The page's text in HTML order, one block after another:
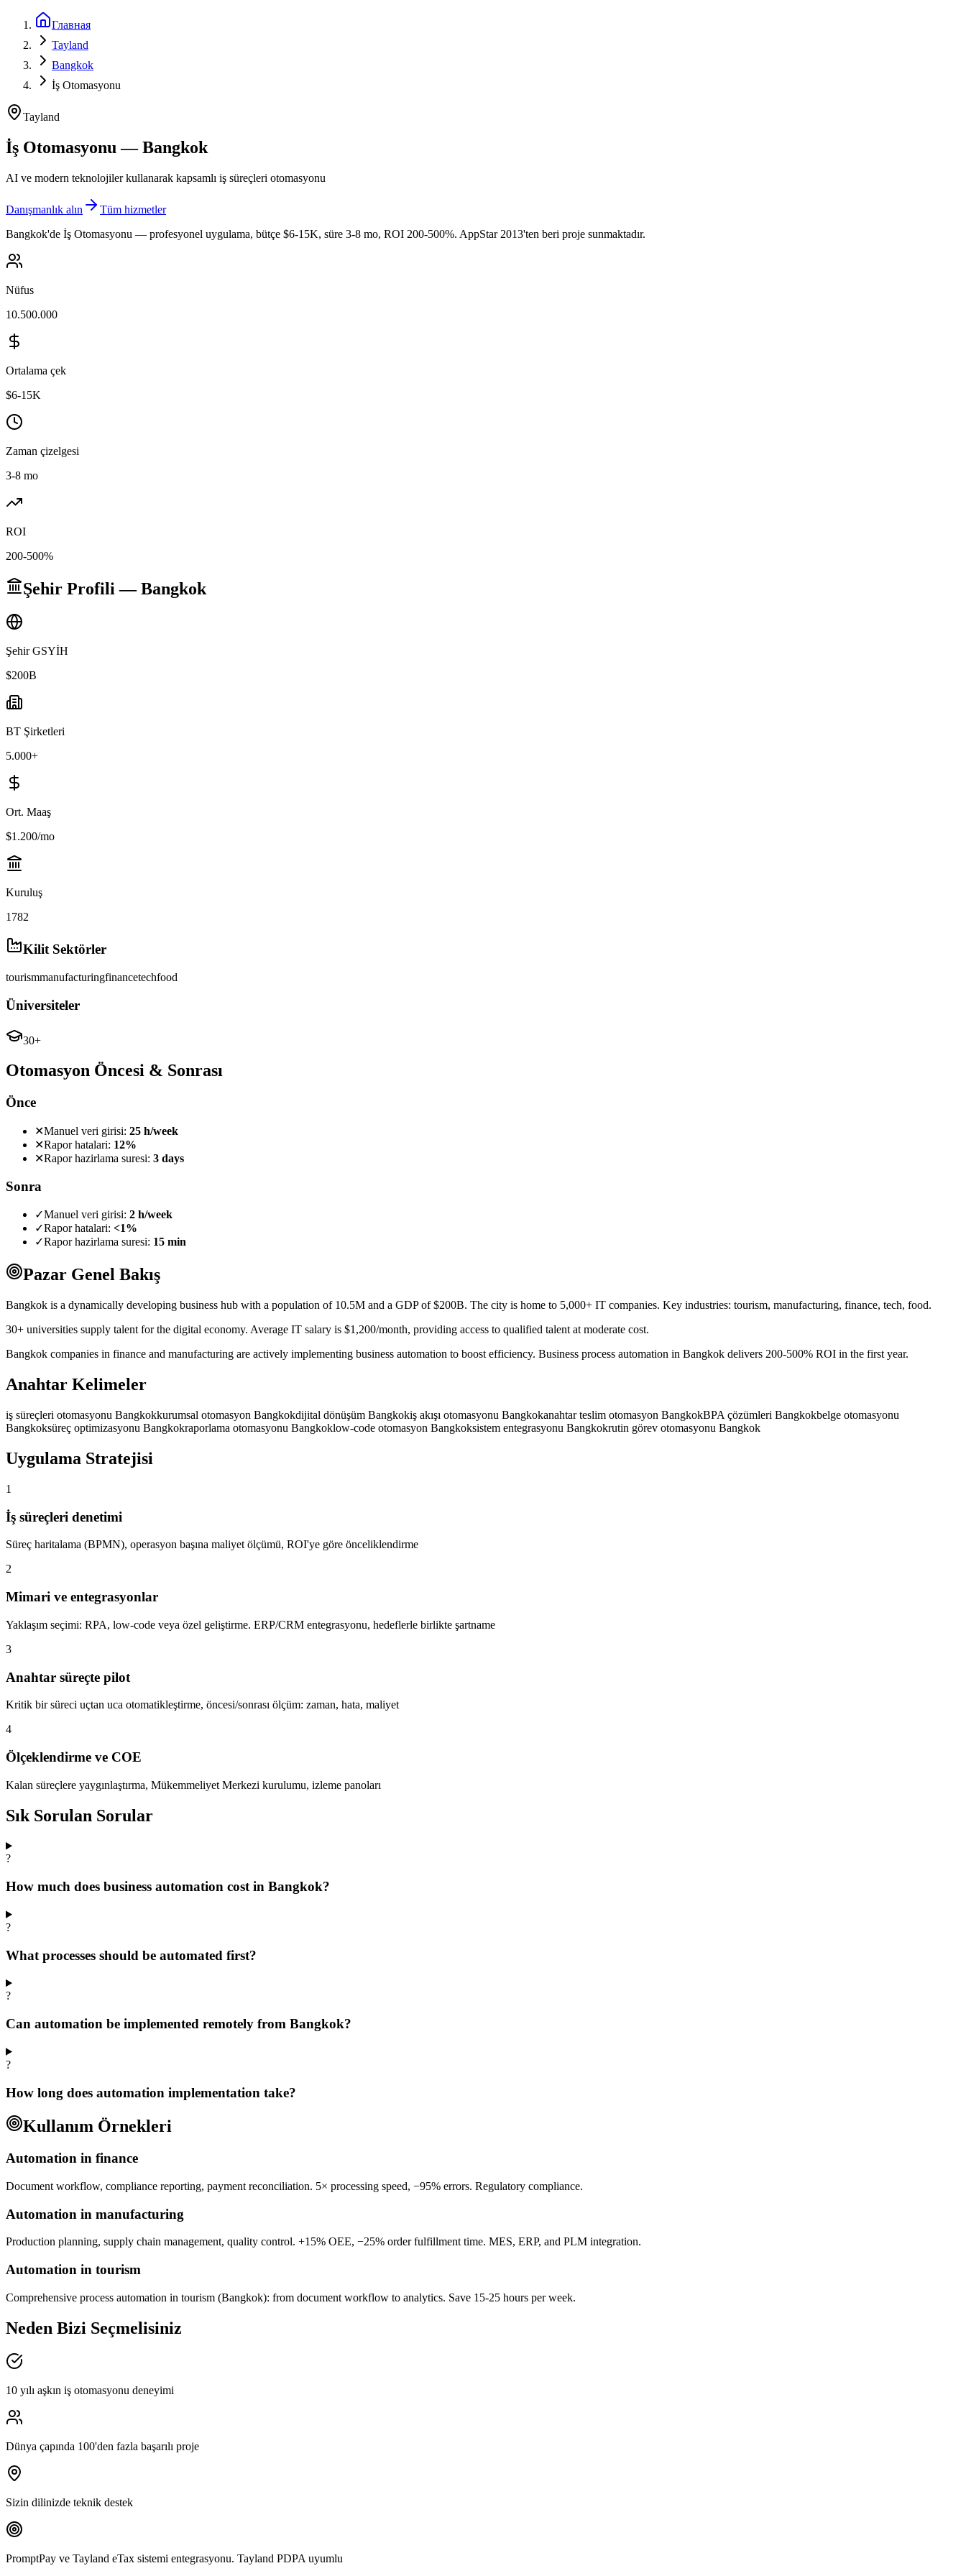
Главная
Tayland
Bangkok
İş Otomasyonu
Tayland
İş Otomasyonu — Bangkok
AI ve modern teknolojiler kullanarak kapsamlı iş süreçleri otomasyonu
Danışmanlık alın
Tüm hizmetler
Bangkok'de İş Otomasyonu — profesyonel uygulama, bütçe $6-15K, süre 3-8 mo, ROI 200-500%. AppStar 2013'ten beri proje sunmaktadır.
Nüfus
10.500.000
Ortalama çek
$6-15K
Zaman çizelgesi
3-8 mo
ROI
200-500%
Şehir Profili — Bangkok
Şehir GSYİH
$200B
BT Şirketleri
5.000+
Ort. Maaş
$1.200/mo
Kuruluş
1782
Kilit Sektörler
tourismmanufacturingfinancetechfood
Üniversiteler
30+
Otomasyon Öncesi & Sonrası
Önce
✕Manuel veri girisi: 25 h/week
✕Rapor hatalari: 12%
✕Rapor hazirlama suresi: 3 days
Sonra
✓Manuel veri girisi: 2 h/week
✓Rapor hatalari: <1%
✓Rapor hazirlama suresi: 15 min
Pazar Genel Bakış
Bangkok is a dynamically developing business hub with a population of 10.5M and a GDP of $200B. The city is home to 5,000+ IT companies. Key industries: tourism, manufacturing, finance, tech, food.
30+ universities supply talent for the digital economy. Average IT salary is $1,200/month, providing access to qualified talent at moderate cost.
Bangkok companies in finance and manufacturing are actively implementing business automation to boost efficiency. Business process automation in Bangkok delivers 200-500% ROI in the first year.
Anahtar Kelimeler
iş süreçleri otomasyonu Bangkokkurumsal otomasyon Bangkokdijital dönüşüm Bangkokiş akışı otomasyonu Bangkokanahtar teslim otomasyon BangkokBPA çözümleri Bangkokbelge otomasyonu
Bangkoksüreç optimizasyonu Bangkokraporlama otomasyonu Bangkoklow-code otomasyon Bangkoksistem entegrasyonu Bangkokrutin görev otomasyonu Bangkok
Uygulama Stratejisi
1
İş süreçleri denetimi
Süreç haritalama (BPMN), operasyon başına maliyet ölçümü, ROI'ye göre önceliklendirme
2
Mimari ve entegrasyonlar
Yaklaşım seçimi: RPA, low-code veya özel geliştirme. ERP/CRM entegrasyonu, hedeflerle birlikte şartname
3
Anahtar süreçte pilot
Kritik bir süreci uçtan uca otomatikleştirme, öncesi/sonrası ölçüm: zaman, hata, maliyet
4
Ölçeklendirme ve COE
Kalan süreçlere yaygınlaştırma, Mükemmeliyet Merkezi kurulumu, izleme panoları
Sık Sorulan Sorular
?
How much does business automation cost in Bangkok?
?
What processes should be automated first?
?
Can automation be implemented remotely from Bangkok?
?
How long does automation implementation take?
Kullanım Örnekleri
Automation in finance
Document workflow, compliance reporting, payment reconciliation. 5× processing speed, −95% errors. Regulatory compliance.
Automation in manufacturing
Production planning, supply chain management, quality control. +15% OEE, −25% order fulfillment time. MES, ERP, and PLM integration.
Automation in tourism
Comprehensive process automation in tourism (Bangkok): from document workflow to analytics. Save 15-25 hours per week.
Neden Bizi Seçmelisiniz
10 yılı aşkın iş otomasyonu deneyimi
Dünya çapında 100'den fazla başarılı proje
Sizin dilinizde teknik destek
PromptPay ve Tayland eTax sistemi entegrasyonu. Tayland PDPA uyumlu